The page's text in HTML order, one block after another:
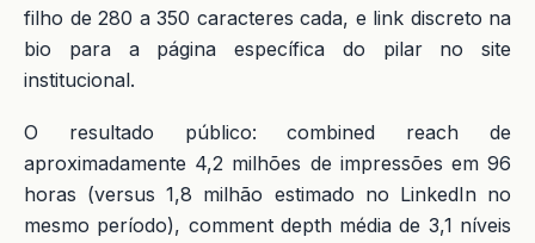
filho de 280 a 350 caracteres cada, e link discreto na
bio para a página específica do pilar no site
institucional.
O resultado público: combined reach de
aproximadamente 4,2 milhões de impressões em 96
horas (versus 1,8 milhão estimado no LinkedIn no
mesmo período), comment depth média de 3,1 níveis